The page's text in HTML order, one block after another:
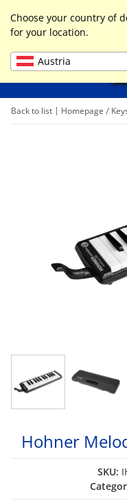
Choose your country of
for your location.
Austria
Liste
Back to list Homepage
Hohner
SKU: